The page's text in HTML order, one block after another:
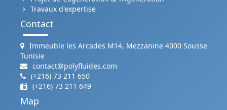
Travaux d'expertise
Contact
Immeuble les Arcades M14, Mezzanine 4000 Sousse
Tunisie
contact@polyfluides.com
(+216) 73 211 650
(+216) 73 211 649
Map